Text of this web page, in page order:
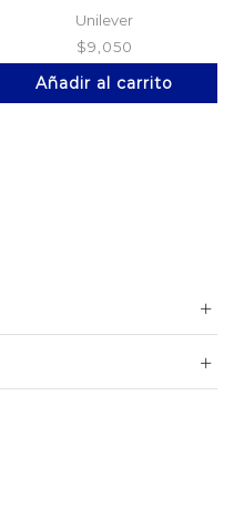
Unilever
$9,050
Añadir al carrito